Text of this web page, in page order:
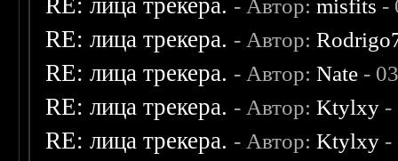
RE: лица трекера. - Автор:misfits -
RE: лица трекера. - Автор:
RE: лица трекера. - Автор:Nate -
RE: лица трекера. - Автор:Ktylxy -
RE: лица трекера. - Автор:Ktylxy -